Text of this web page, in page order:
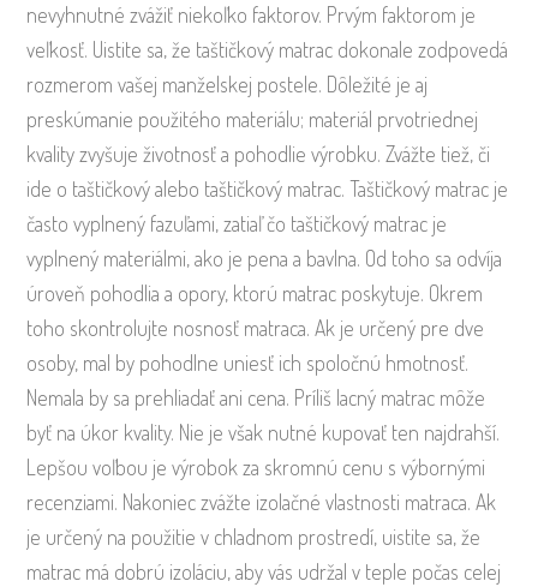
nevyhnutné zvážiť niekoľko faktorov. Prvým faktorom je
veľkosť. Uistite sa, že taštičkový matrac dokonale zodpovedá
rozmerom vašej manželskej postele. Dôležité je aj
preskúmanie použitého materiálu; materiál prvotriednej
kvality zvyšuje životnosť a pohodlie výrobku. Zvážte tiež, či
ide o taštičkový alebo taštičkový matrac. Taštičkový matrac je
často vyplnený fazuľami, zatiaľ čo taštičkový matrac je
vyplnený materiálmi, ako je pena a bavlna. Od toho sa odvíja
úroveň pohodlia a opory, ktorú matrac poskytuje. Okrem
toho skontrolujte nosnosť matraca. Ak je určený pre dve
osoby, mal by pohodlne uniesť ich spoločnú hmotnosť.
Nemala by sa prehliadať ani cena. Príliš lacný matrac môže
byť na úkor kvality. Nie je však nutné kupovať ten najdrahší.
Lepšou voľbou je výrobok za skromnú cenu s výbornými
recenziami. Nakoniec zvážte izolačné vlastnosti matraca. Ak
je určený na použitie v chladnom prostredí, uistite sa, že
matrac má dobrú izoláciu, aby vás udržal v teple počas celej